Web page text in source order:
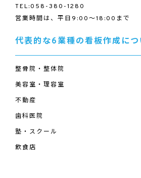
TEL:058-380-1280
営業時間は、平日9:00～18:00まで
代表的な6業種の看板作成につ
整骨院・整体院
美容室・理容室
不動産
歯科医院
塾・スクール
飲食店